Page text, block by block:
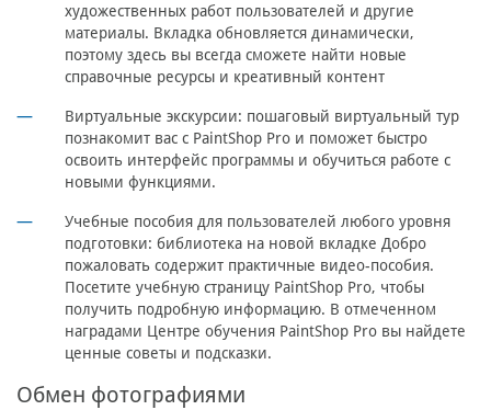
художественных работ пользователей и другие
материалы. Вкладка обновляется динамически,
поэтому здесь вы всегда сможете найти новые
справочные ресурсы и креативный контент
Виртуальные экскурсии: пошаговый виртуальный тур
познакомит вас с PaintShop Pro и поможет быстро
освоить интерфейс программы и обучиться работе с
новыми функциями.
Учебные пособия для пользователей любого уровня
подготовки: библиотека на новой вкладке Добро
пожаловать содержит практичные видео-пособия.
Посетите учебную страницу PaintShop Pro, чтобы
получить подробную информацию. В отмеченном
наградами Центре обучения PaintShop Pro вы найдете
ценные советы и подсказки.
Обмен фотографиями